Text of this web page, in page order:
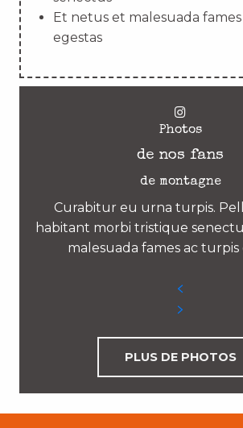
Et netus et malesuada
egestas
Photos
de nos fans
de montagne
Curabitur eu urna turpis.
habitant morbi tristique
malesuada fames ac turpis
PLUS DE PHOTOS